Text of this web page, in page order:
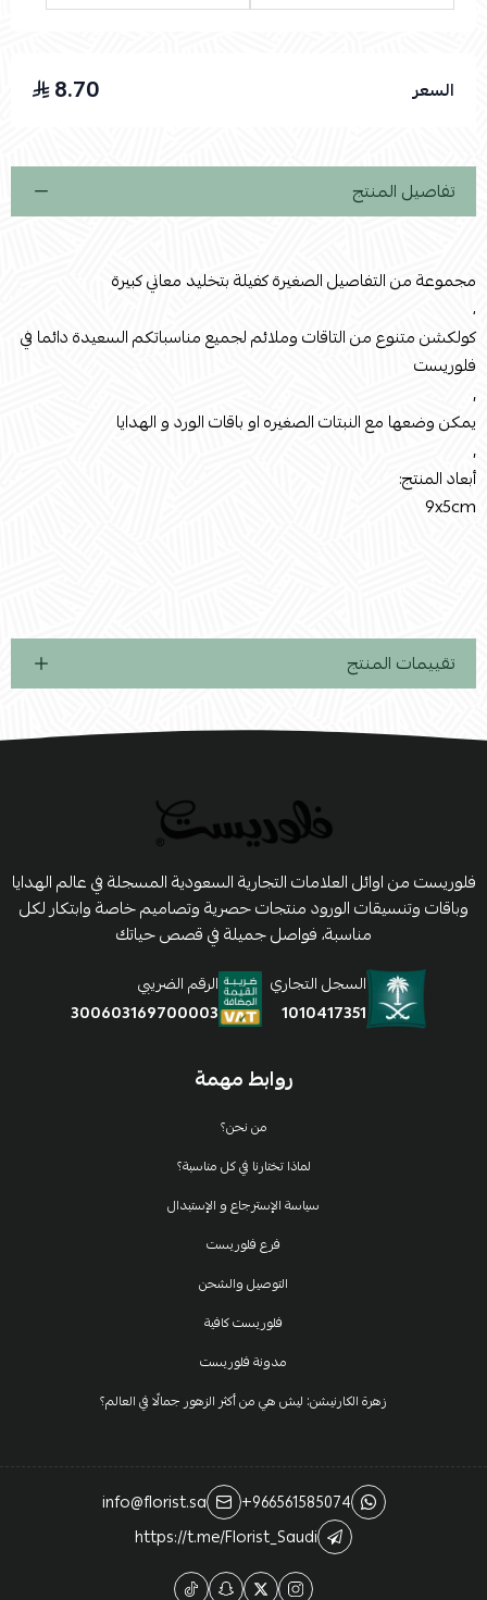
السعر 8.70
تفاصيل المنتج
مجموعة من التفاصيل الصغيرة كفيلة بتخليد معاني كبيرة
،
كولكشن متنوع من التاقات وملائم لجميع مناسباتكم السعيدة دائما في
فلوريست
,
يمكن وضعها مع النبتات الصغيره او باقات الورد و الهدايا
,
أبعاد المنتج:
9x5cm
تقييمات المنتج
روابط مهمة
من نحن؟
لماذا تختارنا في كل مناسبة؟
سياسة الإسترجاع و الإستبدال
فرع فلوريست
التوصيل والشحن
فلوريست كافية
مدونة فلوريست
زهرة الكارنيشن: ليش هي من أكثر الزهور جمالًا في العالم؟
فلوريست من اوائل العلامات التجارية السعودية المسجلة في عالم الهدايا
وباقات وتنسيقات الورود منتجات حصرية وتصاميم خاصة وابتكار لكل
مناسبة، فواصل جميلة في قصص حياتك
السجل التجاري
1010417351
الرقم الضريبي
300603169700003
+966561585074
info@florist.sa
https://t.me/Florist_Saudi